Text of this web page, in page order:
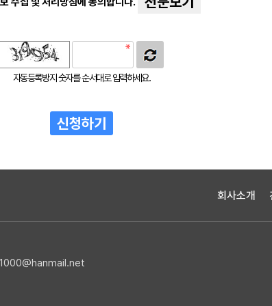
자동등록방지 숫자를 순서대로 입력하세요.
회사소개